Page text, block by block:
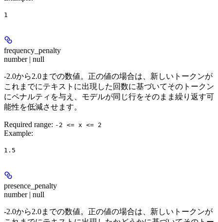
1
frequency_penalty
number | null
-2.0から2.0までの数値。正の値の場合は、新しいトークンが
これまでにテキストに出現した回数に基づいてそのトークン
にペナルティを与え、モデルが同じ行をそのまま繰り返す可
能性を低減させます。
Required range: -2 <= x <= 2
Example:
1.5
presence_penalty
number | null
-2.0から2.0までの数値。正の値の場合は、新しいトークンが